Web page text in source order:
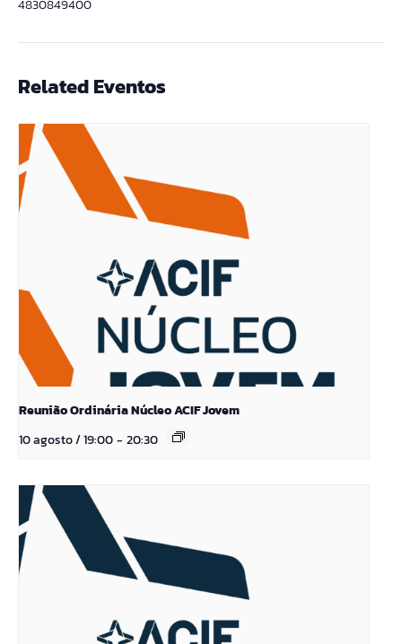
4830849400
Related Eventos
Reunião Ordinária Núcleo ACIF Jovem
10 agosto / 19:00- 20:30